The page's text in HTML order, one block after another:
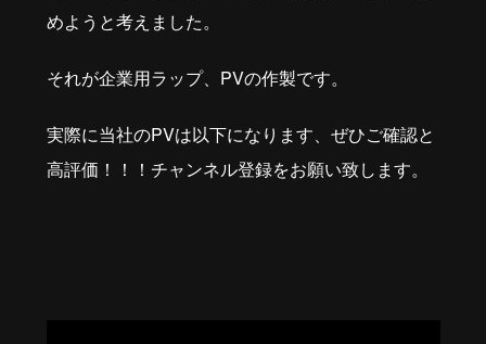
めようと考えました。
それが企業用ラップ、PVの作製です。
実際に当社のPVは以下になります、ぜひご確認と
高評価！！！チャンネル登録をお願い致します。